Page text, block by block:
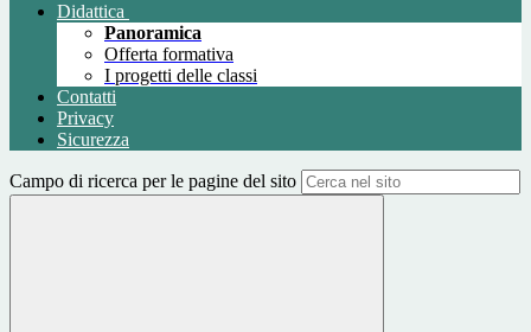
Didattica
Panoramica
Offerta formativa
I progetti delle classi
Contatti
Privacy
Sicurezza
Campo di ricerca per le pagine del sito